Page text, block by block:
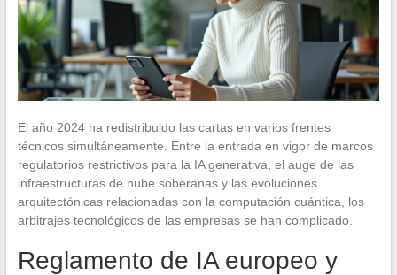
El año 2024 ha redistribuido las cartas en varios frentes
técnicos simultáneamente. Entre la entrada en vigor de marcos
regulatorios restrictivos para la IA generativa, el auge de las
infraestructuras de nube soberanas y las evoluciones
arquitectónicas relacionadas con la computación cuántica, los
arbitrajes tecnológicos de las empresas se han complicado.
Reglamento de IA europeo y